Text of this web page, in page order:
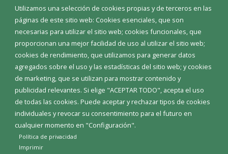
Utilizamos una selección de cookies propias y de terceros en las
páginas de este sitio web: Cookies esenciales, que son
necesarias para utilizar el sitio web; cookies funcionales, que
proporcionan una mejor facilidad de uso al utilizar el sitio web;
cookies de rendimiento, que utilizamos para generar datos
agregados sobre el uso y las estadísticas del sitio web; y cookies
de marketing, que se utilizan para mostrar contenido y
publicidad relevantes. Si elige "ACEPTAR TODO", acepta el uso
de todas las cookies. Puede aceptar y rechazar tipos de cookies
individuales y revocar su consentimiento para el futuro en
cualquier momento en "Configuración".
Política de privacidad
Imprimir
Eventos
Corporación Municipal
Teléfonos de interés
INICIAR SESIÓN
MAPA WEB